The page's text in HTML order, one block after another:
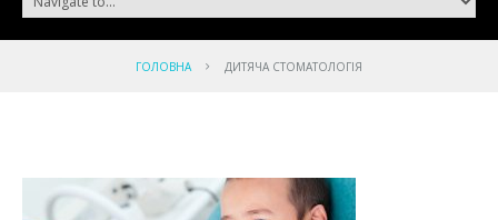
ГОЛОВНА ДИТЯЧА СТОМАТОЛОГІЯ